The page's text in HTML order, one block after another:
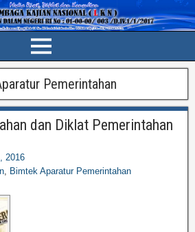
Pemerintahan
dan Diklat Pemerintahan
2016
Bimtek Aparatur Pemerintahan